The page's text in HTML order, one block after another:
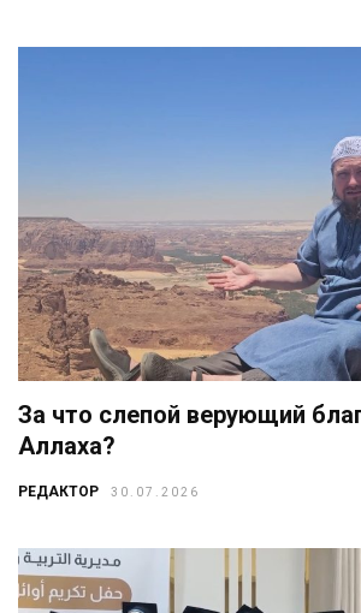
За что слепой верующий
Аллаха?
РЕДАКТОР 30.07.2026